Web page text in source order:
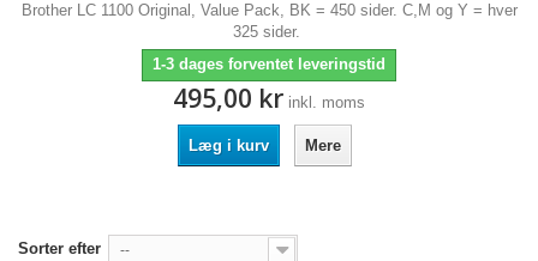
Brother LC 1100 Original, Value Pack, BK = 450 sider. C,M og Y = hver
325 sider.
1-3 dages forventet leveringstid
495,00 kr inkl. moms
Læg i kurv Mere
Sorter efter --